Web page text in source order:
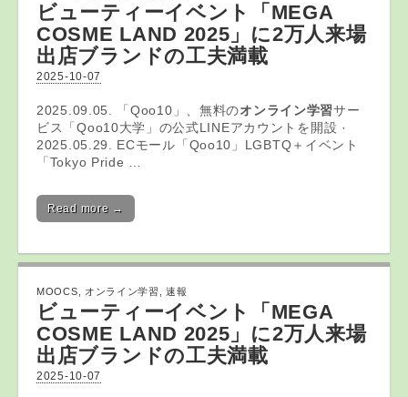
ビューティーイベント「MEGA
COSME LAND 2025」に2万人来場
出店ブランドの工夫満載
2025-10-07
2025.09.05. 「Qoo10」、無料のオンライン学習サー
ビス「Qoo10大学」の公式LINEアカウントを開設 ·
2025.05.29. ECモール「Qoo10」LGBTQ＋イベント
「Tokyo Pride …
Read more →
MOOCS オンライン学習 ,速報
ビューティーイベント「MEGA
COSME LAND 2025」に2万人来場
出店ブランドの工夫満載
2025-10-07